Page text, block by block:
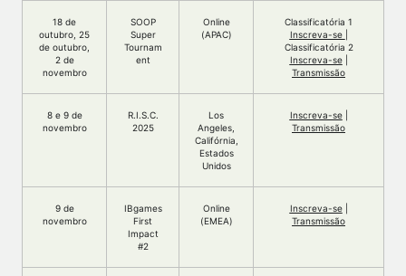
18 de
outubro, 25
de outubro,
2 de
novembro
SOOP
Super
Tournam
ent
Online
(APAC)
Classificatória 1
Inscreva-se
Classificatória 2
Inscreva-se|
Transmissão
8 e 9 de
novembro
R.I.S.C.
2025
Los
Angeles,
Califórnia,
Estados
Unidos
Inscreva-se|
Transmissão
9 de
novembro
IBgames
First
Impact
#2
Online
(EMEA)
Inscreva-se|
Transmissão